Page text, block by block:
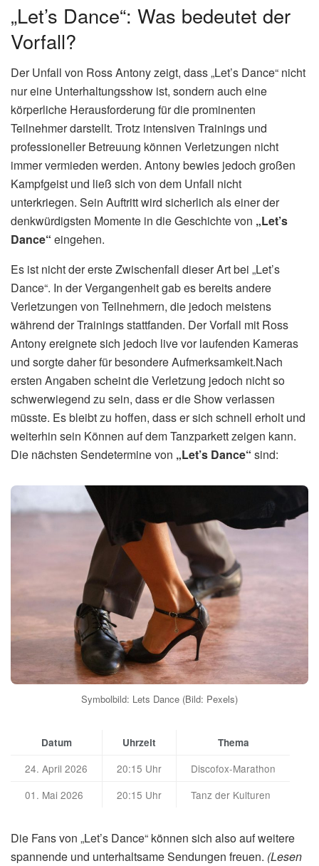
„Let’s Dance“: Was bedeutet der
Vorfall?
Der Unfall von Ross Antony zeigt, dass „Let’s Dance“ nicht
nur eine Unterhaltungsshow ist, sondern auch eine
körperliche Herausforderung für die prominenten
Teilnehmer darstellt. Trotz intensiven Trainings und
professioneller Betreuung können Verletzungen nicht
immer vermieden werden. Antony bewies jedoch großen
Kampfgeist und ließ sich von dem Unfall nicht
unterkriegen. Sein Auftritt wird sicherlich als einer der
denkwürdigsten Momente in die Geschichte von „Let’s
Dance“ eingehen.
Es ist nicht der erste Zwischenfall dieser Art bei „Let’s
Dance“. In der Vergangenheit gab es bereits andere
Verletzungen von Teilnehmern, die jedoch meistens
während der Trainings stattfanden. Der Vorfall mit Ross
Antony ereignete sich jedoch live vor laufenden Kameras
und sorgte daher für besondere Aufmerksamkeit.Nach
ersten Angaben scheint die Verletzung jedoch nicht so
schwerwiegend zu sein, dass er die Show verlassen
müsste. Es bleibt zu hoffen, dass er sich schnell erholt und
weiterhin sein Können auf dem Tanzparkett zeigen kann.
Die nächsten Sendetermine von „Let’s Dance“ sind:
Symbolbild: Lets Dance (Bild: Pexels)
Datum Uhrzeit Thema
24. April 2026 20:15 Uhr
Discofox-Marathon
01. Mai 2026
20:15 Uhr Tanz der Kulturen
Die Fans von „Let’s Dance“ können sich also auf weitere
spannende und unterhaltsame Sendungen freuen. (Lesen